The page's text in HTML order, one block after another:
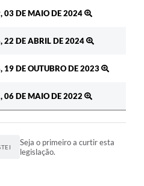
03 DE MAIO DE 2024
22 DE ABRIL DE 2024
19 DE OUTUBRO DE 2023
06 DE MAIO DE 2022
Seja o primeiro a curtir esta
legislação.